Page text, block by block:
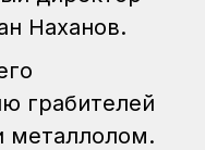
Наханов.
грабителей
металлолом.